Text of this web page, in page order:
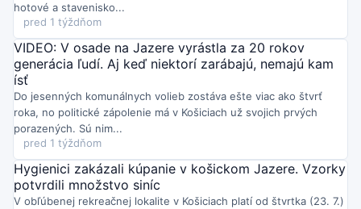
hotové a stavenisko...
pred 1 týždňom
VIDEO: V osade na Jazere vyrástla za 20 rokov
generácia ľudí. Aj keď niektorí zarábajú, nemajú kam
ísť
Do jesenných komunálnych volieb zostáva ešte viac ako štvrť
roka, no politické zápolenie má v Košiciach už svojich prvých
porazených. Sú nim...
pred 1 týždňom
Hygienici zakázali kúpanie v košickom Jazere. Vzorky
potvrdili množstvo siníc
V obľúbenej rekreačnej lokalite v Košiciach platí od štvrtka (23. 7.)